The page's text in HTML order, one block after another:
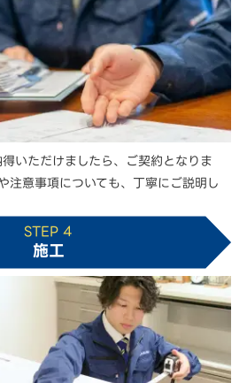
いただけましたら、ご契約となりま
注意事項についても、丁寧にご説明し
STEP 4
施工